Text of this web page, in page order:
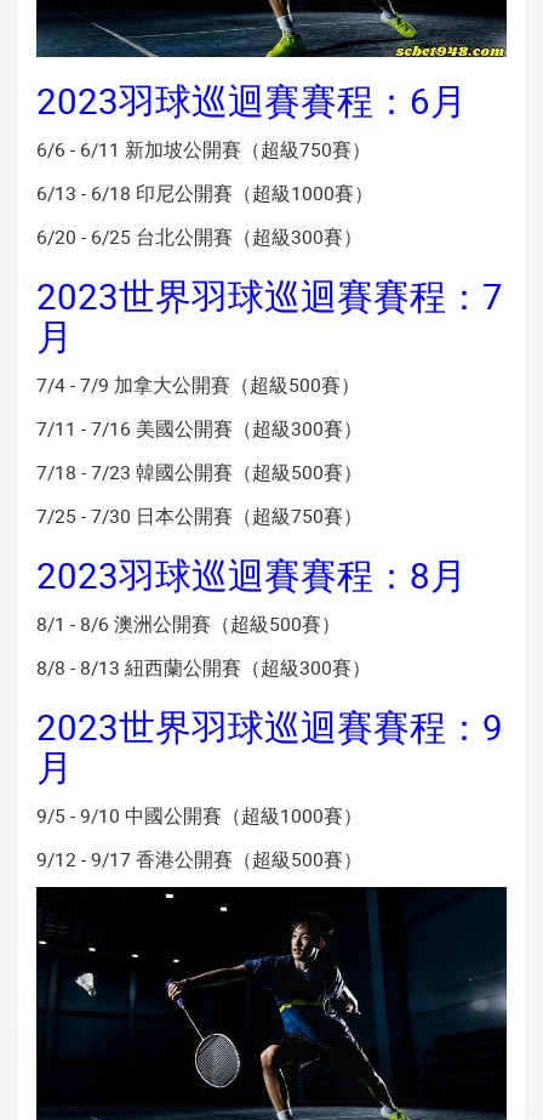
2023羽球巡迴賽賽程：6月
6/6 - 6/11 新加坡公開賽（超級750賽）
6/13 - 6/18 印尼公開賽（超級1000賽）
6/20 - 6/25 台北公開賽（超級300賽）
2023世界羽球巡迴賽賽程：7
月
7/4 - 7/9 加拿大公開賽（超級500賽）
7/11 - 7/16 美國公開賽（超級300賽）
7/18 - 7/23 韓國公開賽（超級500賽）
7/25 - 7/30 日本公開賽（超級750賽）
2023羽球巡迴賽賽程：8月
8/1 - 8/6 澳洲公開賽（超級500賽）
8/8 - 8/13 紐西蘭公開賽（超級300賽）
2023世界羽球巡迴賽賽程：9
月
9/5 - 9/10 中國公開賽（超級1000賽）
9/12 - 9/17 香港公開賽（超級500賽）